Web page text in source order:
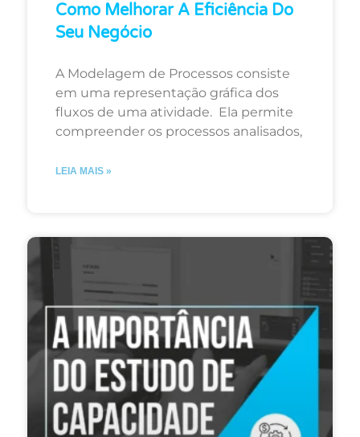
Como Melhorar A Eficiência Do
Seu Negócio
A Modelagem de Processos consiste
em uma representação gráfica dos
fluxos de uma atividade. Ela permite
compreender os processos analisados,
LEIA MAIS »